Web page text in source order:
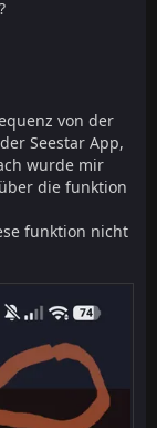
von der
Seestar App,
wurde mir
die funktion
funktion nicht